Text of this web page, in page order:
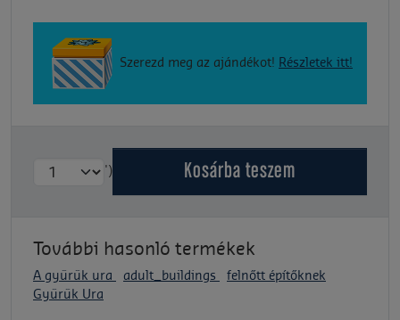
Szerezd meg az ajándékot! Részletek itt!
') Kosárba teszem
További hasonló termékek
A gyűrűk ura adult_buildings
felnőtt építőknek
Gyűrűk Ura